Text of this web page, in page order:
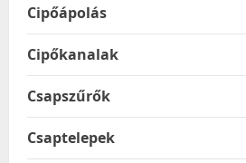
Cipőápolás
Cipőkanalak
Csapszűrők
Csaptelepek